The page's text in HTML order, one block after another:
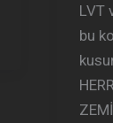
LVT
bu